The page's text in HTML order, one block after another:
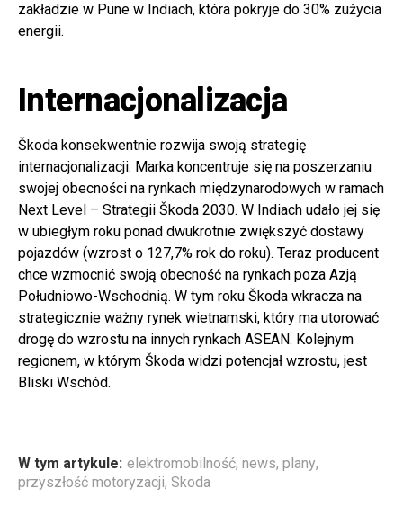
zakładzie w Pune w Indiach, która pokryje do 30% zużycia
energii.
Internacjonalizacja
Škoda konsekwentnie rozwija swoją strategię
internacjonalizacji. Marka koncentruje się na poszerzaniu
swojej obecności na rynkach międzynarodowych w ramach
Next Level – Strategii Škoda 2030. W Indiach udało jej się
w ubiegłym roku ponad dwukrotnie zwiększyć dostawy
pojazdów (wzrost o 127,7% rok do roku). Teraz producent
chce wzmocnić swoją obecność na rynkach poza Azją
Południowo-Wschodnią. W tym roku Škoda wkracza na
strategicznie ważny rynek wietnamski, który ma utorować
drogę do wzrostu na innych rynkach ASEAN. Kolejnym
regionem, w którym Škoda widzi potencjał wzrostu, jest
Bliski Wschód.
W tym artykule: elektromobilność, news, plany,
przyszłość motoryzacji, Skoda